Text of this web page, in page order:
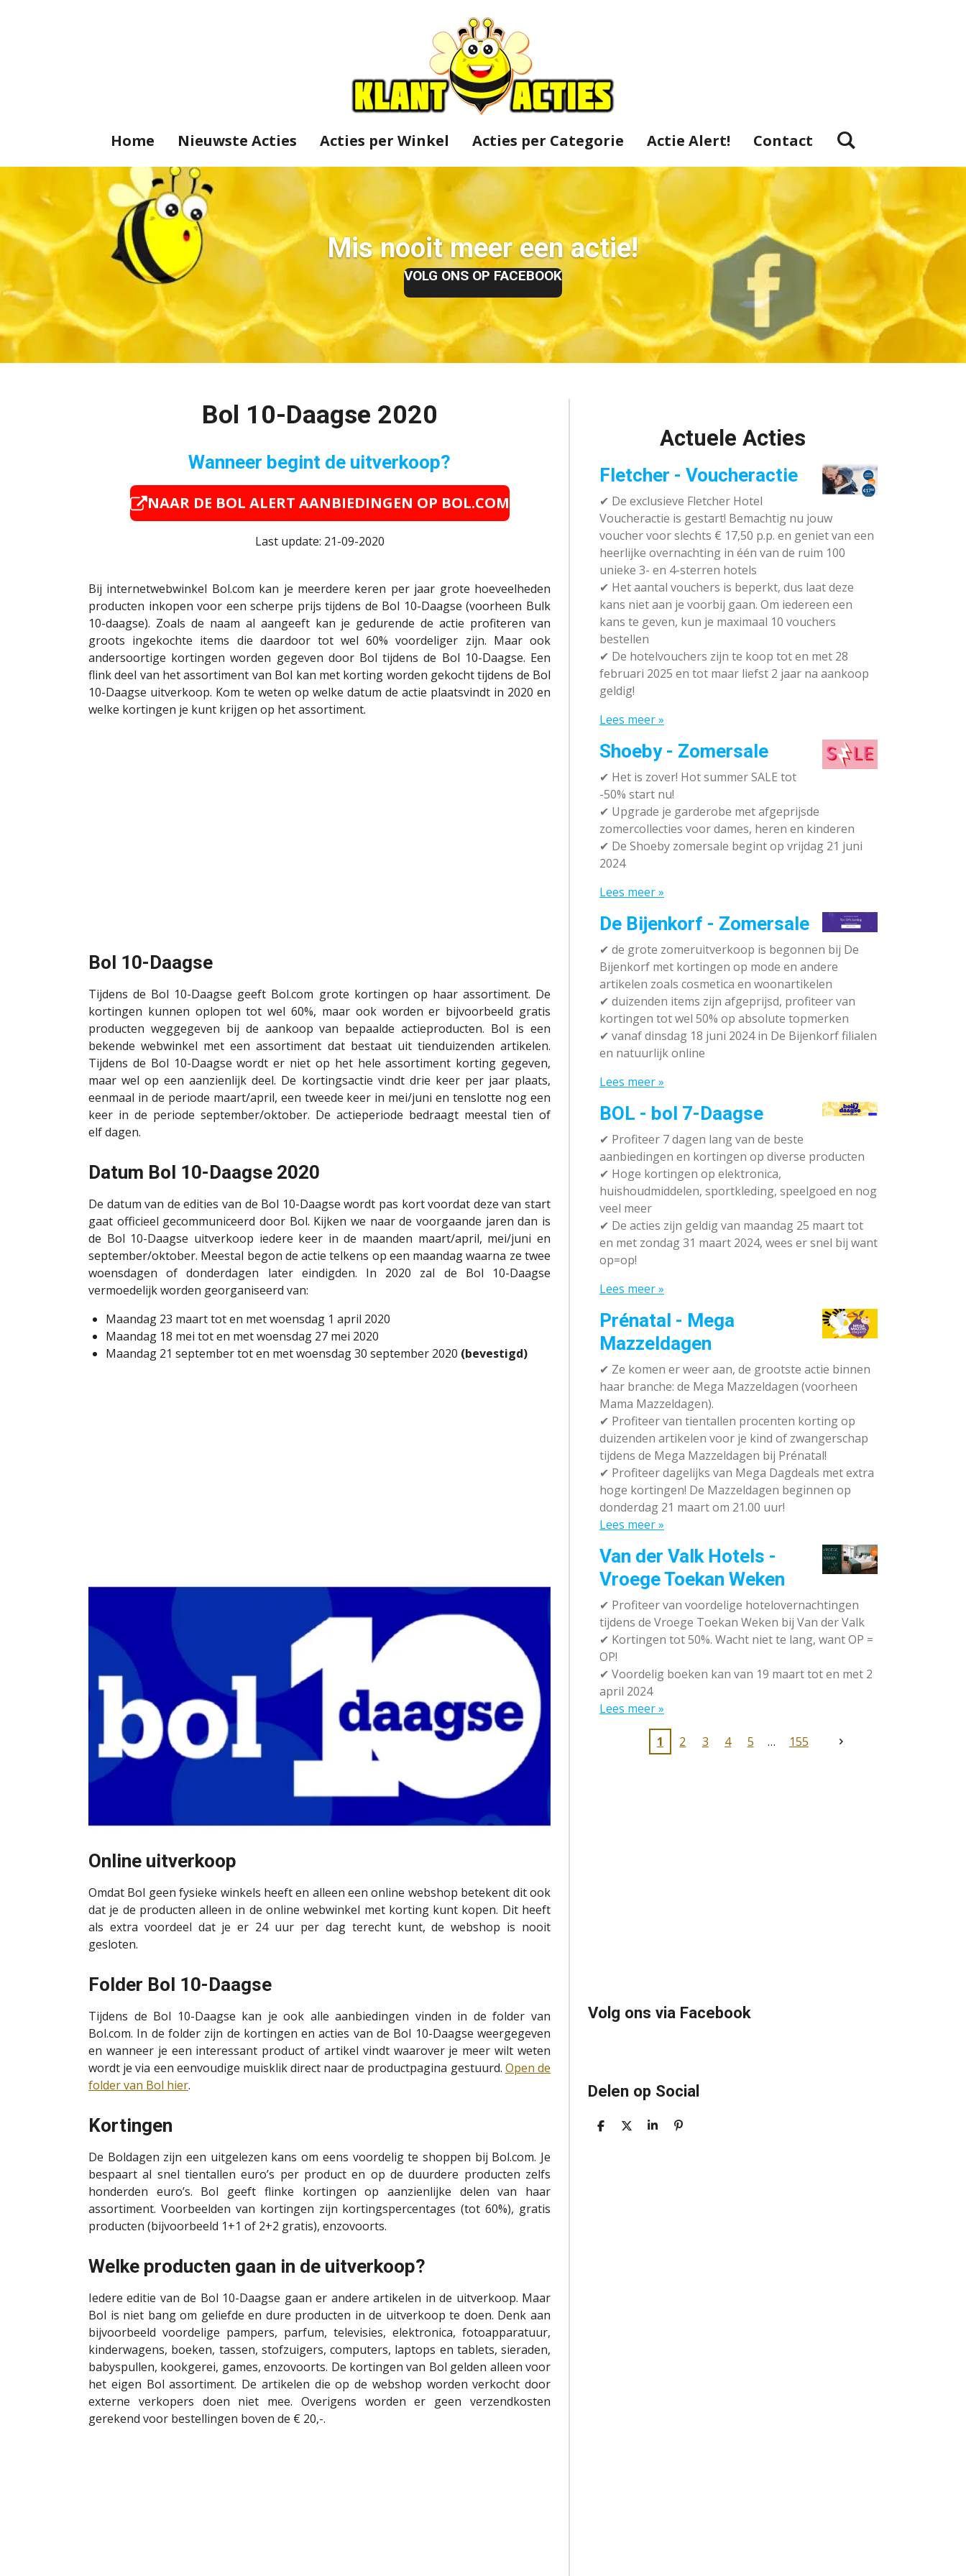
Home Nieuwste Acties Acties per Winkel Acties per Categorie Actie Alert! Contact
Mis nooit meer een actie!
VOLG ONS OP FACEBOOK
Bol 10-Daagse 2020
Wanneer begint de uitverkoop?
NAAR DE BOL ALERT AANBIEDINGEN OP BOL.COM
Last update: 21-09-2020
Bij internetwebwinkel Bol.com kan je meerdere keren per jaar grote hoeveelheden
producten inkopen voor een scherpe prijs tijdens de Bol 10-Daagse (voorheen Bulk
10-daagse). Zoals de naam al aangeeft kan je gedurende de actie profiteren van
groots ingekochte items die daardoor tot wel 60% voordeliger zijn. Maar ook
andersoortige kortingen worden gegeven door Bol tijdens de Bol 10-Daagse. Een
flink deel van het assortiment van Bol kan met korting worden gekocht tijdens de Bol
10-Daagse uitverkoop. Kom te weten op welke datum de actie plaatsvindt in 2020 en
welke kortingen je kunt krijgen op het assortiment.
Bol 10-Daagse
Tijdens de Bol 10-Daagse geeft Bol.com grote kortingen op haar assortiment. De
kortingen kunnen oplopen tot wel 60%, maar ook worden er bijvoorbeeld gratis
producten weggegeven bij de aankoop van bepaalde actieproducten. Bol is een
bekende webwinkel met een assortiment dat bestaat uit tienduizenden artikelen.
Tijdens de Bol 10-Daagse wordt er niet op het hele assortiment korting gegeven,
maar wel op een aanzienlijk deel. De kortingsactie vindt drie keer per jaar plaats,
eenmaal in de periode maart/april, een tweede keer in mei/juni en tenslotte nog een
keer in de periode september/oktober. De actieperiode bedraagt meestal tien of
elf dagen.
Datum Bol 10-Daagse 2020
De datum van de edities van de Bol 10-Daagse wordt pas kort voordat deze van start
gaat officieel gecommuniceerd door Bol. Kijken we naar de voorgaande jaren dan is
de Bol 10-Daagse uitverkoop iedere keer in de maanden maart/april, mei/juni en
september/oktober. Meestal begon de actie telkens op een maandag waarna ze twee
woensdagen of donderdagen later eindigden. In 2020 zal de Bol 10-Daagse
vermoedelijk worden georganiseerd van:
Maandag 23 maart tot en met woensdag 1 april 2020
Maandag 18 mei tot en met woensdag 27 mei 2020
Maandag 21 september tot en met woensdag 30 september 2020 (bevestigd)
Online uitverkoop
Omdat Bol geen fysieke winkels heeft en alleen een online webshop betekent dit ook
dat je de producten alleen in de online webwinkel met korting kunt kopen. Dit heeft
als extra voordeel dat je er 24 uur per dag terecht kunt, de webshop is nooit
gesloten.
Folder Bol 10-Daagse
Tijdens de Bol 10-Daagse kan je ook alle aanbiedingen vinden in de folder van
Bol.com. In de folder zijn de kortingen en acties van de Bol 10-Daagse weergegeven
en wanneer je een interessant product of artikel vindt waarover je meer wilt weten
wordt je via een eenvoudige muisklik direct naar de productpagina gestuurd. Open de
folder van Bol hier.
Kortingen
De Boldagen zijn een uitgelezen kans om eens voordelig te shoppen bij Bol.com. Je
bespaart al snel tientallen euro’s per product en op de duurdere producten zelfs
honderden euro’s. Bol geeft flinke kortingen op aanzienlijke delen van haar
assortiment. Voorbeelden van kortingen zijn kortingspercentages (tot 60%), gratis
producten (bijvoorbeeld 1+1 of 2+2 gratis), enzovoorts.
Welke producten gaan in de uitverkoop?
Iedere editie van de Bol 10-Daagse gaan er andere artikelen in de uitverkoop. Maar
Bol is niet bang om geliefde en dure producten in de uitverkoop te doen. Denk aan
bijvoorbeeld voordelige pampers, parfum, televisies, elektronica, fotoapparatuur,
kinderwagens, boeken, tassen, stofzuigers, computers, laptops en tablets, sieraden,
babyspullen, kookgerei, games, enzovoorts. De kortingen van Bol gelden alleen voor
het eigen Bol assortiment. De artikelen die op de webshop worden verkocht door
externe verkopers doen niet mee. Overigens worden er geen verzendkosten
gerekend voor bestellingen boven de € 20,-.
Actuele Acties
Fletcher - Voucheractie
✔ De exclusieve Fletcher Hotel
Voucheractie is gestart! Bemachtig nu jouw
voucher voor slechts € 17,50 p.p. en geniet van een
heerlijke overnachting in één van de ruim 100
unieke 3- en 4-sterren hotels
✔ Het aantal vouchers is beperkt, dus laat deze
kans niet aan je voorbij gaan. Om iedereen een
kans te geven, kun je maximaal 10 vouchers
bestellen
✔ De hotelvouchers zijn te koop tot en met 28
februari 2025 en tot maar liefst 2 jaar na aankoop
geldig!
Lees meer »
Shoeby - Zomersale
✔ Het is zover! Hot summer SALE tot
-50% start nu!
✔ Upgrade je garderobe met afgeprijsde
zomercollecties voor dames, heren en kinderen
✔ De Shoeby zomersale begint op vrijdag 21 juni
2024
Lees meer »
De Bijenkorf - Zomersale
✔ de grote zomeruitverkoop is begonnen bij De
Bijenkorf met kortingen op mode en andere
artikelen zoals cosmetica en woonartikelen
✔ duizenden items zijn afgeprijsd, profiteer van
kortingen tot wel 50% op absolute topmerken
✔ vanaf dinsdag 18 juni 2024 in De Bijenkorf filialen
en natuurlijk online
Lees meer »
BOL - bol 7-Daagse
✔ Profiteer 7 dagen lang van de beste
aanbiedingen en kortingen op diverse producten
✔ Hoge kortingen op elektronica,
huishoudmiddelen, sportkleding, speelgoed en nog
veel meer
✔ De acties zijn geldig van maandag 25 maart tot
en met zondag 31 maart 2024, wees er snel bij want
op=op!
Lees meer »
Prénatal - Mega
Mazzeldagen
✔ Ze komen er weer aan, de grootste actie binnen
haar branche: de Mega Mazzeldagen (voorheen
Mama Mazzeldagen).
✔ Profiteer van tientallen procenten korting op
duizenden artikelen voor je kind of zwangerschap
tijdens de Mega Mazzeldagen bij Prénatal!
✔ Profiteer dagelijks van Mega Dagdeals met extra
hoge kortingen! De Mazzeldagen beginnen op
donderdag 21 maart om 21.00 uur!
Lees meer »
Van der Valk Hotels -
Vroege Toekan Weken
✔ Profiteer van voordelige hotelovernachtingen
tijdens de Vroege Toekan Weken bij Van der Valk
✔ Kortingen tot 50%. Wacht niet te lang, want OP =
OP!
✔ Voordelig boeken kan van 19 maart tot en met 2
april 2024
Lees meer »
1 2 3 4 5 155
Volg ons via Facebook
Delen op Social
D
D
S
P